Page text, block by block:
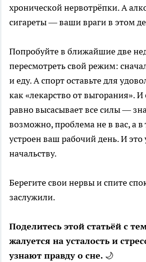
хронической нервотрёпки. А
сигареты — ваши враги в этом
Попробуйте в ближайшие две
пересмотреть свой режим:
и еду. А спорт оставьте для
как «лекарство от выгорания». И
равно высасывает все силы —
возможно, проблема не в вас, а в
устроен ваш рабочий день. И это
начальству.
Берегите свои нервы и спите
заслужили.
Поделитесь этой статьёй с
жалуется на усталость и
узнают правду о сне. 🌙